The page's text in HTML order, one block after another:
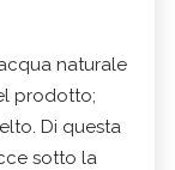
naturale
prodotto;
Di questa
sotto la